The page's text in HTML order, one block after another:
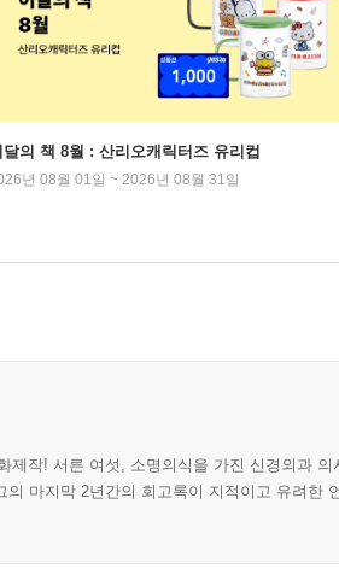
달의 책 8월 : 산리오캐릭터즈 유리컵
년 08월 01일 ~ 2026년 08월 31일
제작! 서른 여섯, 소명의식을 가진 신경외과
마지막 2년간의 회고록이 지적이고 유려한